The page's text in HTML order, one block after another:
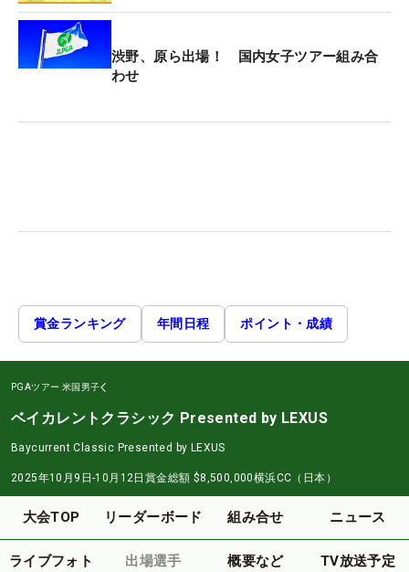
渋野、原ら出場！ 国内女子ツアー組み合
わせ
賞金ランキング 年間日程 ポイント・成績
PGAツアー 米国男子
ベイカレントクラシック Presented by LEXUS
Baycurrent Classic Presented by LEXUS
2025年10月9日-10月12日 賞金総額 $8,500,000横浜CC（日本）
大会TOP リーダーボード 組み合せ ニュース
ライブフォト 出場選手 概要など TV放送予定